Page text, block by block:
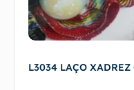
L3034 LAÇO